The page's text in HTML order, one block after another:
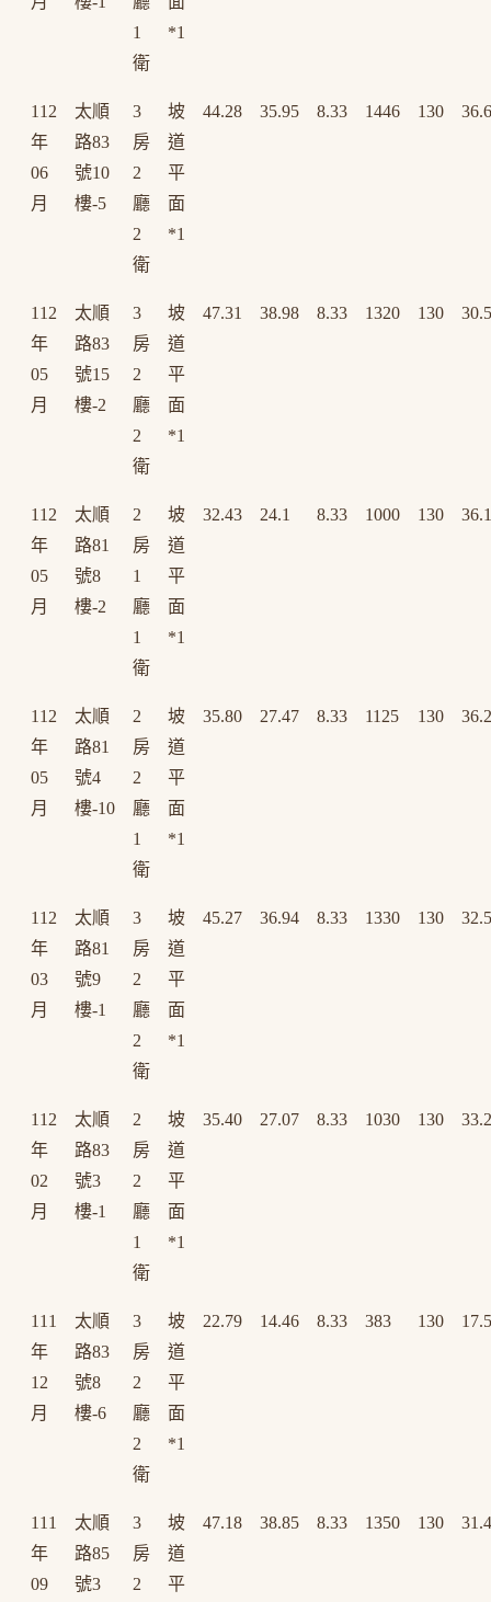
1
衛
*1
112
年
06
月
太順
路83
號10
樓-5
3
房
2
廳
2
衛
坡
道
平
面
*1
44.28 35.95 8.33 1446 130 36.6
112
年
05
月
太順
路83
號15
樓-2
3
房
2
廳
2
衛
坡
道
平
面
*1
47.31 38.98 8.33 1320 130 30.5
112
年
05
月
太順
路81
號8
樓-2
2
房
1
廳
1
衛
坡
道
平
面
*1
32.43 24.1 8.33 1000 130 36.1
112
年
05
月
太順
路81
號4
樓-10
2
房
2
廳
1
衛
坡
道
平
面
*1
35.80 27.47 8.33 1125 130 36.2
112
年
03
月
太順
路81
號9
樓-1
3
房
2
廳
2
衛
坡
道
平
面
*1
45.27 36.94 8.33 1330 130 32.5
112
年
02
月
太順
路83
號3
樓-1
2
房
2
廳
1
衛
坡
道
平
面
*1
35.40 27.07 8.33 1030 130 33.2
111
年
12
月
太順
路83
號8
樓-6
3
房
2
廳
2
衛
坡
道
平
面
*1
22.79 14.46 8.33 383 130 17.5
111
年
09
太順
路85
號3
3
房
2
坡
道
平
47.18 38.85 8.33 1350 130 31.4